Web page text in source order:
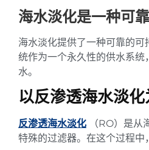
海水淡化是一种可
海水淡化提供了一种可靠的
统作为一个永久性的供水系
水。
以反渗透海水淡
反渗透海水淡化 （RO）是从
特殊的过滤器。在这个过程中